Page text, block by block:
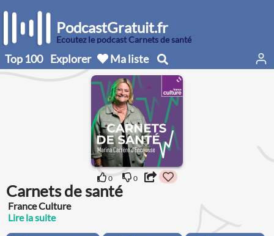
PodcastGratuit.fr
Écoutez le podcast Carnets de santé
Top 100 Explorer Ma liste
0 0
Carnets de santé
France Culture
Lire la suite